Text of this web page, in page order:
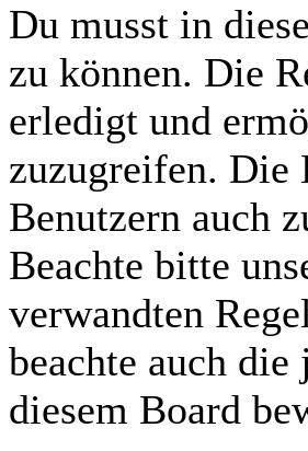
Du musst in
zu können. Die
erledigt und
zuzugreifen. Die
Benutzern auch
Beachte bitte
verwandten
beachte auch
diesem Board